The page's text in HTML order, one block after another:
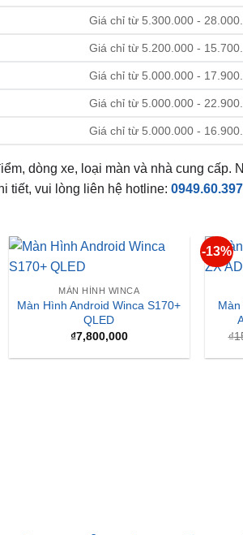
Giá chỉ từ 5.300.000 -
Giá chỉ từ 5.200.000 -
Giá chỉ từ 5.000.000 -
Giá chỉ từ 5.000.000 -
Giá chỉ từ 5.000.000 -
dòng xe, loại màn và nhà cung cấp.
tiết, vui lòng liên hệ hotline:
MÀN HÌNH WINCA
Màn Hình Android Winca S170+
QLED
₫7,800,000
-13%
₫